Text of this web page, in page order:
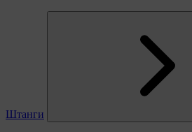
Штанги